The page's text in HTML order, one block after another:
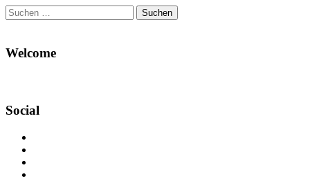
Suchen
nach:
Welcome
Social